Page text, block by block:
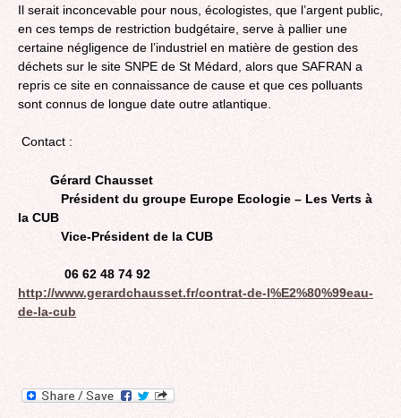
Il serait inconcevable pour nous, écologistes, que l’argent public,
en ces temps de restriction budgétaire, serve à pallier une
certaine négligence de l’industriel en matière de gestion des
déchets sur le site SNPE de St Médard, alors que SAFRAN a
repris ce site en connaissance de cause et que ces polluants
sont connus de longue date outre atlantique.
Contact :
Gérard Chausset
Président du groupe Europe Ecologie – Les Verts à
la CUB
Vice-Président de la CUB
06 62 48 74 92
http://www.gerardchausset.fr/contrat-de-l%E2%80%99eau-
de-la-cub